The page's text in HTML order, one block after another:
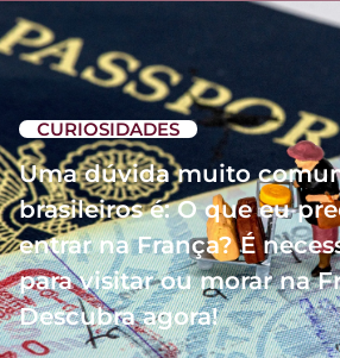
CURIOSIDADES
Uma dúvida muito
brasileiros é: O que eu
entrar na França? É
para visitar ou morar na
Descubra agora!